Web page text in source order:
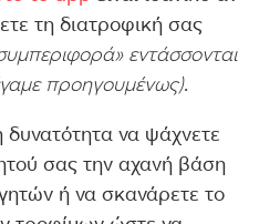
τη διατροφική σας
εντάσσονται
προηγουμένως).
να ψάχνετε
σας την αχανή βάση
ή να σκανάρετε το